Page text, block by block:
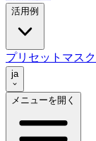
活用例
プリセット マスク
ja
メニューを開く